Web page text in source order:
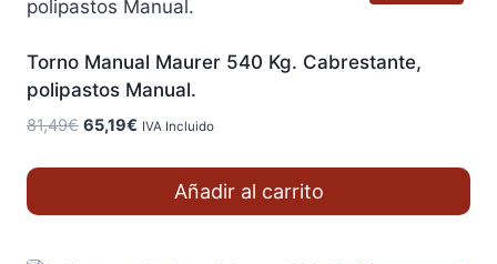
Torno Manual Maurer 540 Kg. Cabrestante,
polipastos Manual.
81,49€ El
65,19€ El
IVA Incluido
Añadir al carrito